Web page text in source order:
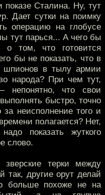
Сталина. Ну, тут
Дает сутки на поимку
операцию на глобусе
тут парься... А чего бы
о том, что готовится
бы не показать, что в
шпионов в тылу армии
народа? При чем тут,
что свои
быстро, точно
неисполнение того и
полагается? Нет,
показать жуткого
слово.
терки между
так, другие орут делай
больше похоже не на